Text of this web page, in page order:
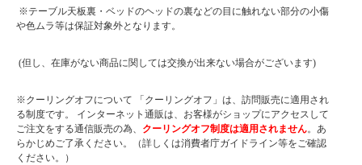
※テーブル天板裏・ベッドのヘッドの裏などの目に触れない部分の小傷
や色ムラ等は保証対象外となります。
(但し、在庫がない商品に関しては交換が出来ない場合がございます)
※クーリングオフについて 「クーリングオフ」は、訪問販売に適用され
る制度です。 インターネット通販は、お客様がショップにアクセスして
ご注文をする通信販売の為、 クーリングオフ制度は適用されません。あ
らかじめご了承ください。（詳しくは消費者庁ガイドライン等をご確認
ください。）